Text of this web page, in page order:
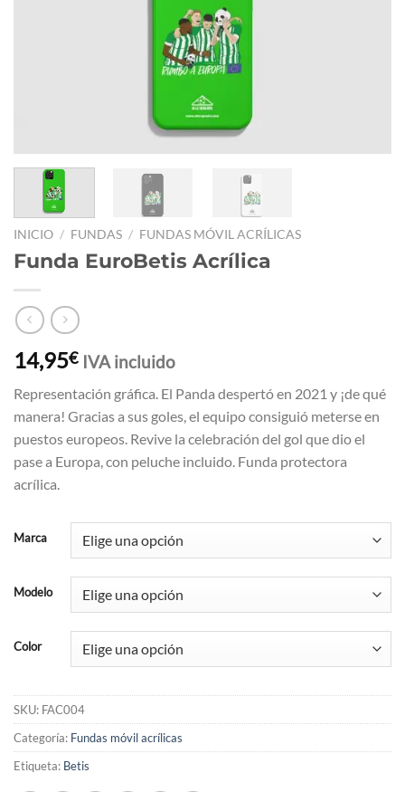
INICIO / FUNDAS / FUNDAS MÓVIL ACRÍLICAS
Funda EuroBetis Acrílica
14,95€ IVA incluido
Representación gráfica. El Panda despertó en 2021 y ¡de qué
manera! Gracias a sus goles, el equipo consiguió meterse en
puestos europeos. Revive la celebración del gol que dio el
pase a Europa, con peluche incluido. Funda protectora
acrílica.
Marca
Modelo
Color
SKU: FAC004
Categoría: Fundas móvil acrílicas
Etiqueta: Betis